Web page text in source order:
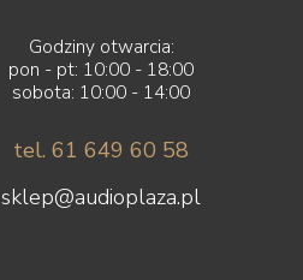
Godziny otwarcia:
pon - pt: 10:00 - 18:00
sobota: 10:00 - 14:00
tel. 61 649 60 58
sklep@audioplaza.pl